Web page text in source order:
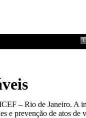
– Rio de Janeiro. A
e prevenção de atos de